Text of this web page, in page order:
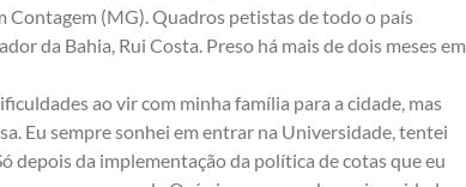
Contagem (MG). Quadros petistas de todo o país
da Bahia, Rui Costa. Preso há mais de dois meses em
ao vir com minha família para a cidade, mas
Eu sempre sonhei em entrar na Universidade, tentei
depois da implementação da política de cotas que eu